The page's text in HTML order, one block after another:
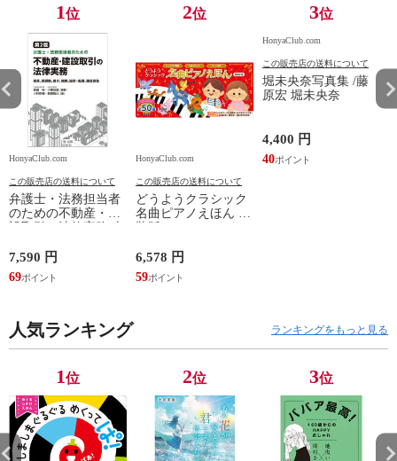
1位
HonyaClub.com
この販売店の送料について
弁護士・法務担当者
のための不動産・建
開発、設計・監理、
建設請負 第２版 /富
田裕 小里佳嵩
7,590 円
69
2位
HonyaClub.com
この販売店の送料について
どうようクラシック
名曲ピアノえほん 新
ワシマミワコ
6,578 円
59
3位
HonyaClub.com
この販売店の送料について
堀未央奈写真集 /藤
原宏 堀未央奈
4,400 円
40
人気ランキング ランキングをもっと見る
1位 2位 3位